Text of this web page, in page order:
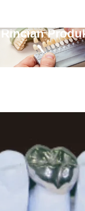
Rincian